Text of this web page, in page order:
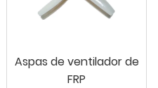
Aspas de ventilador de
FRP